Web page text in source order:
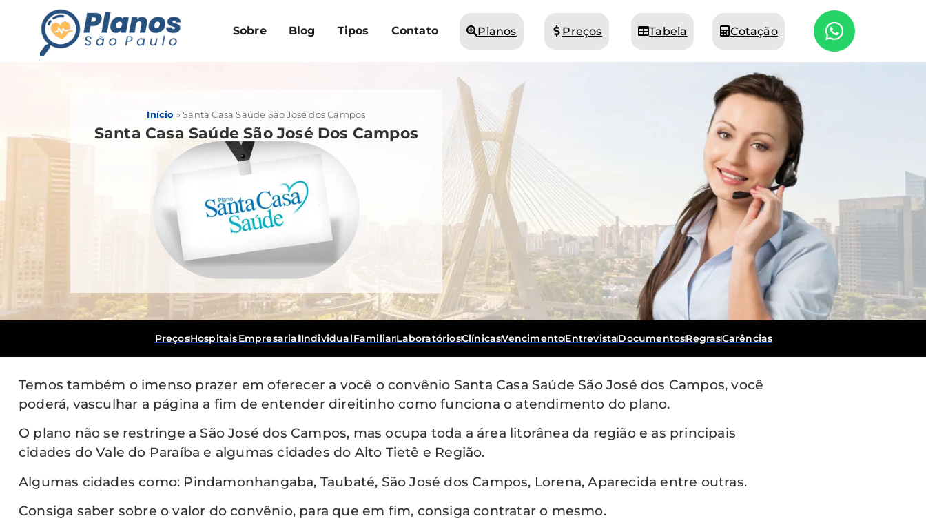
Sobre Blog Tipos Contato Planos Preços Tabela Cotação
Início »Santa Casa Saúde São José dos Campos
Santa Casa Saúde São José Dos Campos
PreçosHospitaisEmpresarialIndividualFamiliarLaboratóriosClínicasVencimentoEntrevistaDocumentosRegrasCarências
Temos também o imenso prazer em oferecer a você o convênio Santa Casa Saúde São José dos Campos, você
poderá, vasculhar a página a fim de entender direitinho como funciona o atendimento do plano.
O plano não se restringe a São José dos Campos, mas ocupa toda a área litorânea da região e as principais
cidades do Vale do Paraíba e algumas cidades do Alto Tietê e Região.
Algumas cidades como: Pindamonhangaba, Taubaté, São José dos Campos, Lorena, Aparecida entre outras.
Consiga saber sobre o valor do convênio, para que em fim, consiga contratar o mesmo.